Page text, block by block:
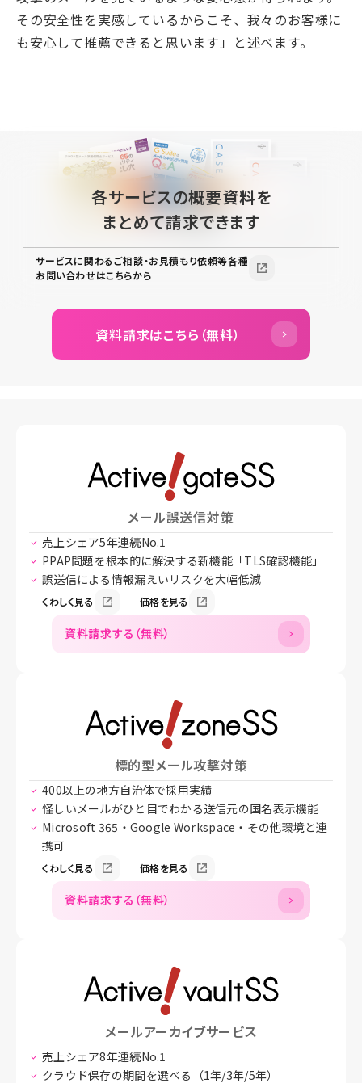
その安全性を実感しているからこそ、我々のお客様に
も安心して推薦できると思います」と述べます。
各サービスの概要資料を
まとめて請求できます
サービスに関わるご相談・お見積もり依頼等各種
お問い合わせはこちらから
資料請求はこちら（無料）
メール誤送信対策
売上シェア5年連続No.1
PPAP問題を根本的に解決する新機能「TLS確認機能」
誤送信による情報漏えいリスクを大幅低減
くわしく見る 価格を見る
資料請求する（無料）
標的型メール攻撃対策
400以上の地方自治体で採用実績
怪しいメールがひと目でわかる送信元の国名表示機能
Microsoft 365・Google Workspace・その他環境と連
携可
くわしく見る 価格を見る
資料請求する（無料）
メールアーカイブサービス
売上シェア8年連続No.1
クラウド保存の期間を選べる（1年/3年/5年）